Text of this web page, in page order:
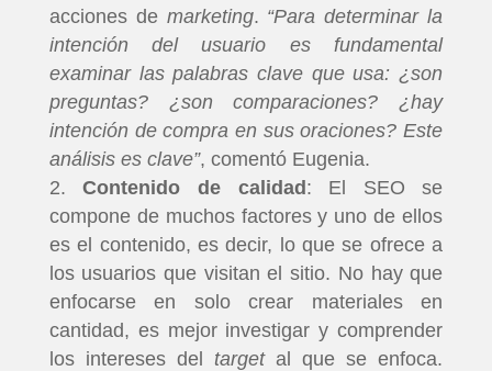
acciones de marketing. “Para determinar la
intención del usuario es fundamental
examinar las palabras clave que usa: ¿son
preguntas? ¿son comparaciones? ¿hay
intención de compra en sus oraciones? Este
análisis es clave”, comentó Eugenia.
Contenido de calidad : El SEO se
compone de muchos factores y uno de ellos
es el contenido, es decir, lo que se ofrece a
los usuarios que visitan el sitio. No hay que
enfocarse en solo crear materiales en
cantidad, es mejor investigar y comprender
los intereses del targetal que se enfoca.